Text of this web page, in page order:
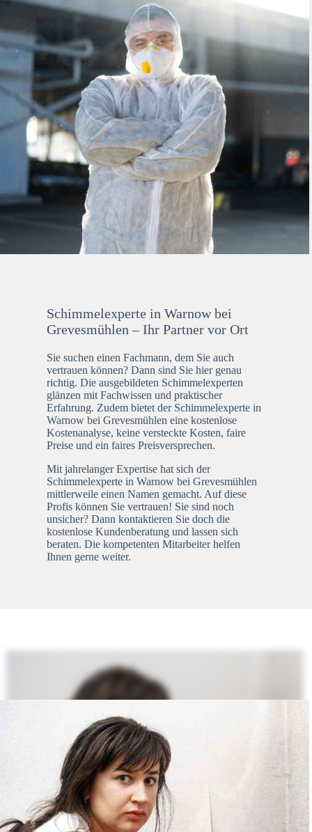
Schimmelexperte in Warnow bei
Grevesmühlen – Ihr Partner vor Ort
Sie suchen einen Fachmann, dem Sie auch
vertrauen können? Dann sind Sie hier genau
richtig. Die ausgebildeten Schimmelexperten
glänzen mit Fachwissen und praktischer
Erfahrung. Zudem bietet der Schimmelexperte in
Warnow bei Grevesmühlen eine kostenlose
Kostenanalyse, keine versteckte Kosten, faire
Preise und ein faires Preisversprechen.
Mit jahrelanger Expertise hat sich der
Schimmelexperte in Warnow bei Grevesmühlen
mittlerweile einen Namen gemacht. Auf diese
Profis können Sie vertrauen! Sie sind noch
unsicher? Dann kontaktieren Sie doch die
kostenlose Kundenberatung und lassen sich
beraten. Die kompetenten Mitarbeiter helfen
Ihnen gerne weiter.